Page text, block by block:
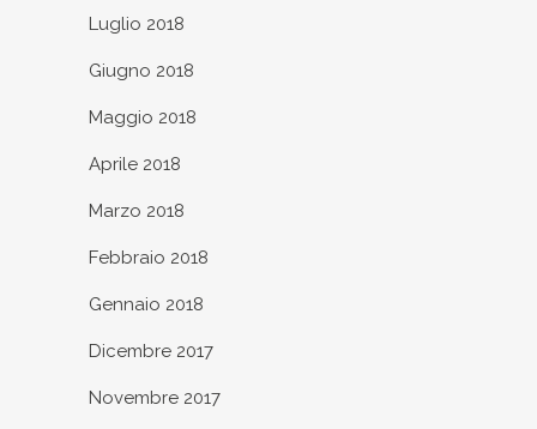
Luglio 2018
Giugno 2018
Maggio 2018
Aprile 2018
Marzo 2018
Febbraio 2018
Gennaio 2018
Dicembre 2017
Novembre 2017